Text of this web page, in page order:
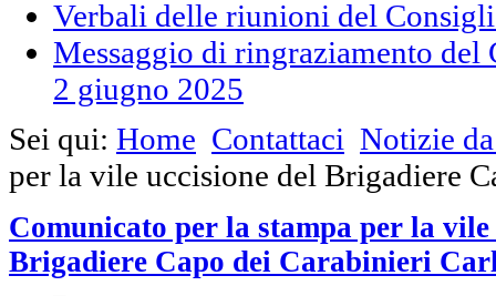
Verbali delle riunioni del
Messaggio di ringraziamento del
2 giugno 2025
Sei qui: Home Contattaci Notizie
per la vile uccisione del Brigadiere
Comunicato per la stampa per la vile
Brigadiere Capo dei Carabinieri